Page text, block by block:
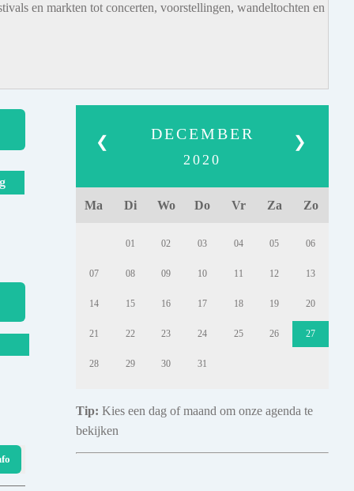
en markten tot concerten, voorstellingen, wandeltochten en
❮ ❯
DECEMBER
2020
Ma Di Wo Do Vr Za Zo
01 02 03 04 05 06
07 08 09 10 11 12 13
14 15 16 17 18 19 20
21 22 23 24 25 26 27
28 29 30 31
Tip: Kies een dag of maand om onze agenda te
bekijken